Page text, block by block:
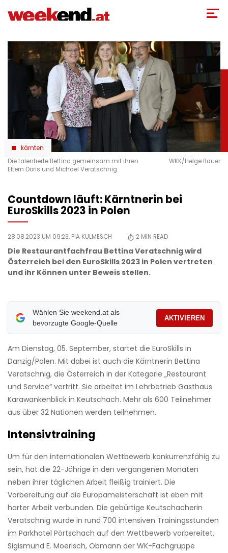
zum
kärnten
Die talentierte Bettina gemeinsam mit ihren
Eltern Doris und Michael Veratschnig.
WKK/Helge Bauer
Countdown läuft: Kärntnerin bei
EuroSkills 2023 in Polen
28.08.2023 UM 09:23, PIA KULMESCH 2 MIN READ
Die Restaurantfachfrau Bettina Veratschnig wird
Österreich bei den EuroSkills 2023 in Polen vertreten
und ihr Können unter Beweis stellen.
Wählen Sie weekend.at als
bevorzugte Google-Quelle
AKTIVIEREN
Am Dienstag, 05. September, startet die EuroSkills in
Danzig/Polen. Mit dabei ist auch die Kärntnerin Bettina
Veratschnig, die Österreich in der Kategorie „Restaurant
und Service“ vertritt. Sie arbeitet im Lehrbetrieb Gasthaus
Karawankenblick in Keutschach. Mehr als 600 Teilnehmer
aus über 32 Nationen werden teilnehmen.
Intensivtraining
Um für den internationalen Wettbewerb konkurrenzfähig zu
sein, hat die 22-Jährige in den vergangenen Monaten
neben ihrer täglichen Arbeit fleißig trainiert. Die
Vorbereitung auf die Europameisterschaft ist eben mit
harter Arbeit verbunden. Die gebürtige Keutschacherin
Veratschnig wurde in rund 700 intensiven Trainingsstunden
im Parkhotel Pörtschach auf den Wettbewerb vorbereitet.
Sigismund E. Moerisch, Obmann der WK-Fachgruppe